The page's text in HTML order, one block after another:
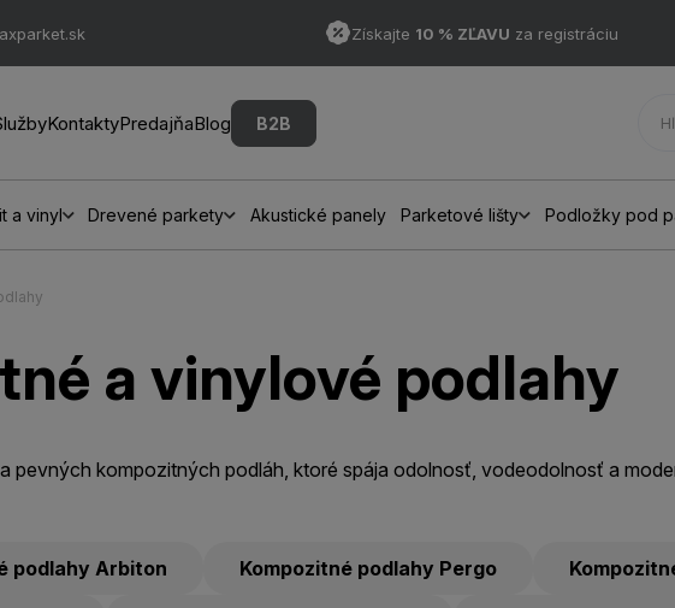
Získajte 10 % ZĽAVU za registráciu
KontaktyPredajňaBlog B2B
a vinyl Drevené parkety Akustické panely Parketové lišty Podložky pod
a vinylové podlahy
pevných kompozitných podláh, ktoré spája odolnosť, vodeodolnosť a
podlahy Arbiton Kompozitné podlahy Pergo